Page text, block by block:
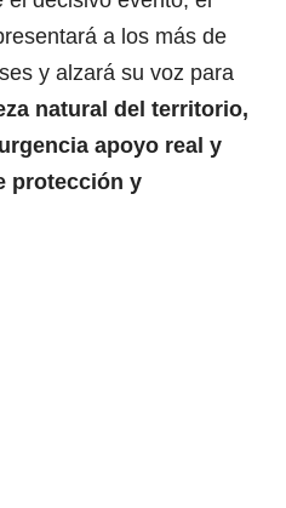
a los más de
y alzará su voz para
natural del territorio,
apoyo real y
protección y